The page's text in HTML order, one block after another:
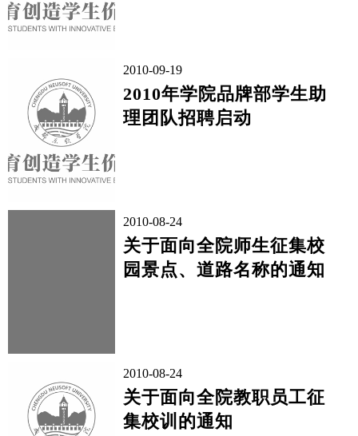
2010-09-19
2010年学院品牌部学生助
理团队招聘启动
2010-08-24
关于面向全院师生征集校
园景点、道路名称的通知
2010-08-24
关于面向全院教职员工征
集校训的通知